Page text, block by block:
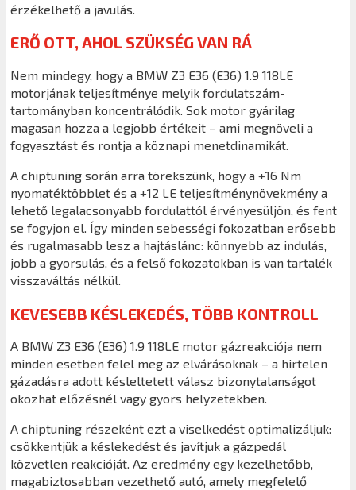
érzékelhető a javulás.
ERŐ OTT, AHOL SZÜKSÉG VAN RÁ
Nem mindegy, hogy a BMW Z3 E36 (E36) 1.9 118LE
motorjának teljesítménye melyik fordulatszám-
tartományban koncentrálódik. Sok motor gyárilag
magasan hozza a legjobb értékeit – ami megnöveli a
fogyasztást és rontja a köznapi menetdinamikát.
A chiptuning során arra törekszünk, hogy a +16 Nm
nyomatéktöbblet és a +12 LE teljesítménynövekmény a
lehető legalacsonyabb fordulattól érvényesüljön, és fent
se fogyjon el. Így minden sebességi fokozatban erősebb
és rugalmasabb lesz a hajtáslánc: könnyebb az indulás,
jobb a gyorsulás, és a felső fokozatokban is van tartalék
visszaváltás nélkül.
KEVESEBB KÉSLEKEDÉS, TÖBB KONTROLL
A BMW Z3 E36 (E36) 1.9 118LE motor gázreakciója nem
minden esetben felel meg az elvárásoknak – a hirtelen
gázadásra adott késleltetett válasz bizonytalanságot
okozhat előzésnél vagy gyors helyzetekben.
A chiptuning részeként ezt a viselkedést optimalizáljuk:
csökkentjük a késlekedést és javítjuk a gázpedál
közvetlen reakcióját. Az eredmény egy kezelhetőbb,
magabiztosabban vezethető autó, amely megfelelő